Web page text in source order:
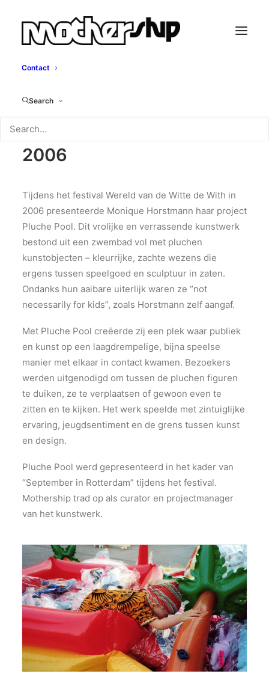
Contact
Search
Pluche Pool
Monique Horstmann,
2006
Tijdens het festival Wereld van de Witte de With in
2006 presenteerde Monique Horstmann haar project
Pluche Pool. Dit vrolijke en verrassende kunstwerk
bestond uit een zwembad vol met pluchen
kunstobjecten – kleurrijke, zachte wezens die
ergens tussen speelgoed en sculptuur in zaten.
Ondanks hun aaibare uiterlijk waren ze “not
necessarily for kids”, zoals Horstmann zelf aangaf.
Met Pluche Pool creëerde zij een plek waar publiek
en kunst op een laagdrempelige, bijna speelse
manier met elkaar in contact kwamen. Bezoekers
werden uitgenodigd om tussen de pluchen figuren
te duiken, ze te verplaatsen of gewoon even te
zitten en te kijken. Het werk speelde met zintuiglijke
ervaring, jeugdsentiment en de grens tussen kunst
en design.
Pluche Pool werd gepresenteerd in het kader van
“September in Rotterdam” tijdens het festival.
Mothership trad op als curator en projectmanager
van het kunstwerk.